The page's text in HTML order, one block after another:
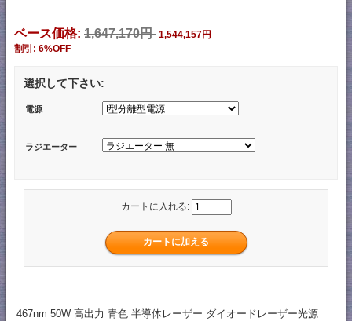
ベース価格: 1,647,170円 1,544,157円
割引: 6%OFF
選択して下さい:
電源
ラジエーター
カートに入れる:
467nm 50W 高出力 青色 半導体レーザー ダイオードレーザー光源